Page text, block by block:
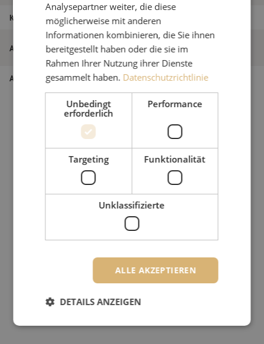
Klasse B
Artikelname
Patchkabel duplex SM, LC/APC-LC/APC,
1.8mm, 16m
Artikel Nummer M20000562
Analysepartner weiter, die diese
möglicherweise mit anderen
Informationen kombinieren, die Sie ihnen
bereitgestellt haben oder die sie im
Rahmen Ihrer Nutzung ihrer Dienste
gesammelt haben. Datenschutzrichtlinie
Unbedingt
erforderlich
Performance
Targeting Funktionalität
Unklassifizierte
ALLE AKZEPTIEREN
DETAILS ANZEIGEN